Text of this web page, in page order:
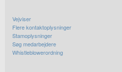
Vejviser
Flere kontaktoplysninger
Stamoplysninger
Søg medarbejdere
Whistleblowerordning